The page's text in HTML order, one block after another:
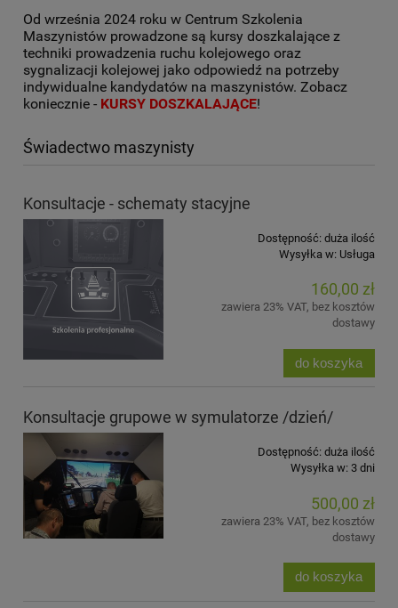
Od września 2024 roku w Centrum Szkolenia
Maszynistów prowadzone są kursy doszkalające z
techniki prowadzenia ruchu kolejowego oraz
sygnalizacji kolejowej jako odpowiedź na potrzeby
indywidualne kandydatów na maszynistów. Zobacz
koniecznie - KURSY DOSZKALAJĄCE!
Świadectwo maszynisty
Konsultacje - schematy stacyjne
Dostępność: duża ilość
Wysyłka w: Usługa
160,00 zł
zawiera 23% VAT, bez kosztów
dostawy
do koszyka
Konsultacje grupowe w symulatorze /dzień/
Dostępność: duża ilość
Wysyłka w: 3 dni
500,00 zł
zawiera 23% VAT, bez kosztów
dostawy
do koszyka